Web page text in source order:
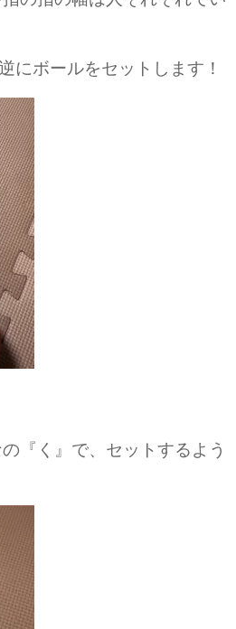
にボールをセットします！
『く』で、セットするよう